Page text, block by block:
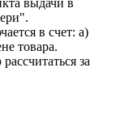
в счет: а)
товара.
за